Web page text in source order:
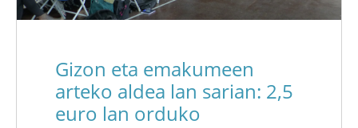
Gizon eta emakumeen
arteko aldea lan sarian: 2,5
euro lan orduko